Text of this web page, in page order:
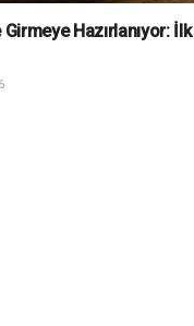
Hazırlanıyor: